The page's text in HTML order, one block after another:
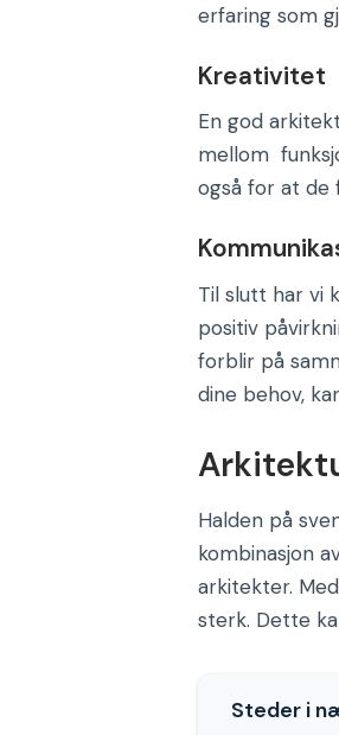
erfaring som
Kreativitet
En god
mellom
også for at de
Til slutt har vi
positiv
forblir på
dine behov,
Halden på
kombinasjon
arkitekter.
sterk. Dette
Steder i